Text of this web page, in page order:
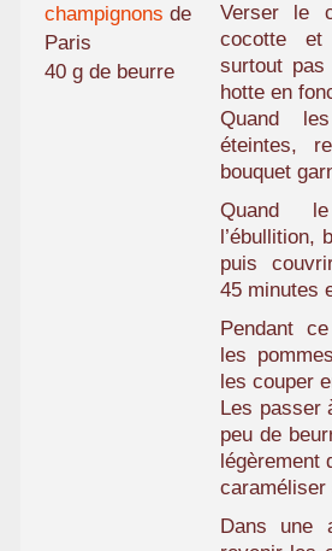
champignons de
Paris
40 g de beurre
Verser le
cocotte et
surtout
hotte en
Quand
éteintes,
bouquet
Quand
l’ébullition,
puis
45 minutes
Pendant
les
les couper
Les passer
peu de
légèrement
caraméliser
Dans une